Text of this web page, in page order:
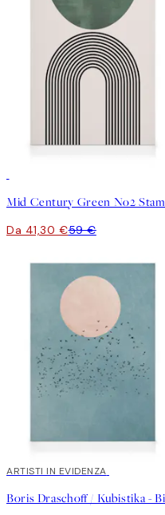
Da 41,30 €59 €
30%*
ARTISTI IN EVIDENZA